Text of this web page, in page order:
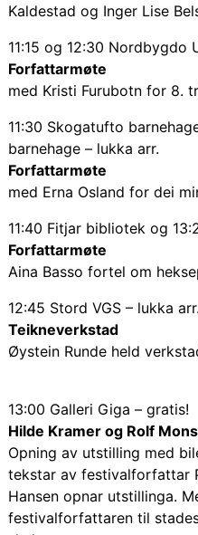
Kaldestad og Inger Lise
11:15 og 12:30 Nordbygdo
Forfattarmøte
med Kristi Furubotn for 8.
11:30 Skogatufto
barnehage – lukka arr.
Forfattarmøte
med Erna Osland for dei
11:40 Fitjar bibliotek og
Forfattarmøte
Aina Basso fortel om
12:45 Stord VGS – lukka arr.
Teikneverkstad
Øystein Runde held
13:00 Galleri Giga – gratis!
Hilde Kramer og Rolf
Opning av utstilling med
tekstar av festivalforfattar
Hansen opnar utstillinga.
festivalforfattaren til